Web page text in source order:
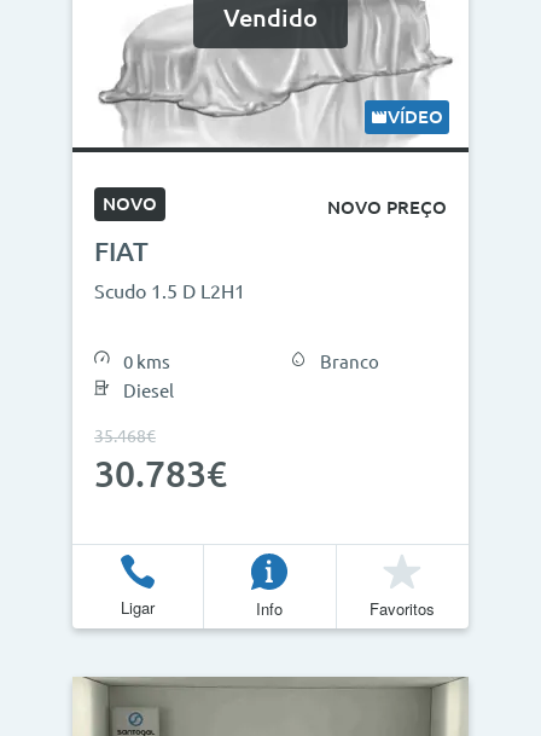
Vendido
VÍDEO
NOVO NOVO PREÇO
FIAT
Scudo 1.5 D L2H1
0 kms
Diesel
Branco
35.468€
30.783€
Ligar Info Favoritos